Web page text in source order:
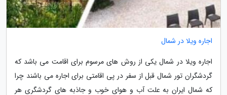
اجاره ویلا در شمال
اجاره ویلا در شمال یکی از روش های مرسوم برای اقامت می باشد که
گردشگران تور شمال قبل از سفر در پی اقامتی برای اجاره می باشند چرا
که شمال ایران به علت آب و هوای خوب و جاذبه های گردشگری هر